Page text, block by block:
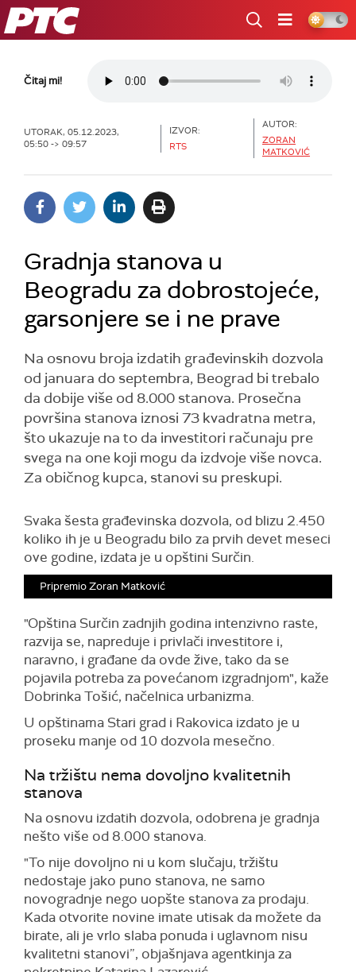
RTS
Čitaj mi!
UTORAK, 05.12.2023,
05:50 -> 09:57
IZVOR:
RTS
AUTOR:
ZORAN
MATKOVIĆ
Gradnja stanova u
Beogradu za dobrostojeće,
garsonjere se i ne prave
Na osnovu broja izdatih građevinskih dozvola
od januara do septembra, Beograd bi trebalo
da dobije više od 8.000 stanova. Prosečna
površina stanova iznosi 73 kvadratna metra,
što ukazuje na to da investitori računaju pre
svega na one koji mogu da izdvoje više novca.
Za običnog kupca, stanovi su preskupi.
Svaka šesta građevinska dozvola, od blizu 2.450
koliko ih je u Beogradu bilo za prvih devet meseci
ove godine, izdata je u opštini Surčin.
Pripremio Zoran Matković
"Opština Surčin zadnjih godina intenzivno raste,
razvija se, napreduje i privlači investitore i,
naravno, i građane da ovde žive, tako da se
pojavila potreba za povećanom izgradnjom", kaže
Dobrinka Tošić, načelnica urbanizma.
U opštinama Stari grad i Rakovica izdato je u
proseku manje od 10 dozvola mesečno.
Na tržištu nema dovoljno kvalitetnih
stanova
Na osnovu izdatih dozvola, odobrena je gradnja
nešto više od 8.000 stanova.
"To nije dovoljno ni u kom slučaju, tržištu
nedostaje jako puno stanova, ne samo
novogradnje nego uopšte stanova za prodaju.
Kada otvorite novine imate utisak da možete da
birate, ali je vrlo slaba ponuda i uglavnom nisu
kvalitetni stanovi”, objašnjava agentkinja za